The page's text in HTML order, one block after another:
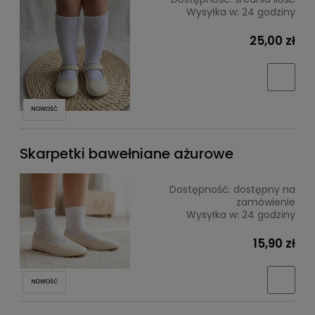
Wysyłka w: 24 godziny
25,00 zł
NOWOŚĆ
Skarpetki bawełniane ażurowe
Dostępność: dostępny na
zamówienie
Wysyłka w: 24 godziny
15,90 zł
NOWOŚĆ